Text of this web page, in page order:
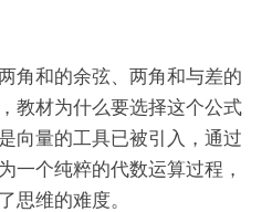
角和的余弦、两角和与差的
教材为什么要选择这个公式
向量的工具已被引入，通过
一个纯粹的代数运算过程，
思维的难度。